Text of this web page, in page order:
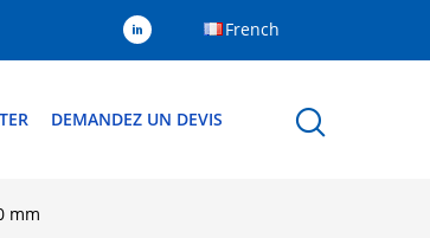
French
DEMANDEZ UN DEVIS
mm